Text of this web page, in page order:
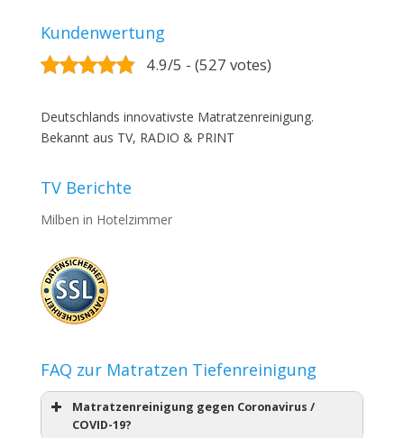
Kundenwertung
4.9/5 - (527 votes)
Deutschlands innovativste Matratzenreinigung.
Bekannt aus TV, RADIO & PRINT
TV Berichte
Milben in Hotelzimmer
FAQ zur Matratzen Tiefenreinigung
Matratzenreinigung gegen Coronavirus /
COVID-19?